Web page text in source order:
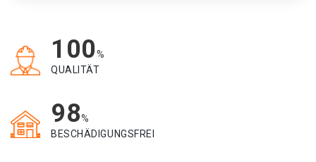
100%
QUALITÄT
98%
BESCHÄDIGUNGSFREI